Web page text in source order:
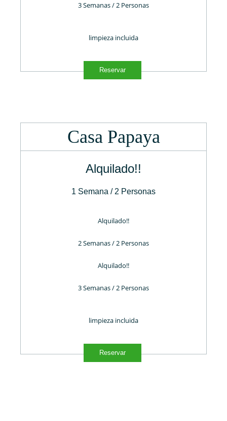
3 Semanas / 2 Personas
limpieza incluida
Reservar
Casa Papaya
Alquilado!!
1 Semana / 2 Personas
Alquilado!!
2 Semanas / 2 Personas
Alquilado!!
3 Semanas / 2 Personas
limpieza incluida
Reservar